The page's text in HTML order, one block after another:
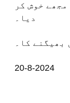
خوش کر
دیا۔
بھیگنے کا۔
20-8-2024